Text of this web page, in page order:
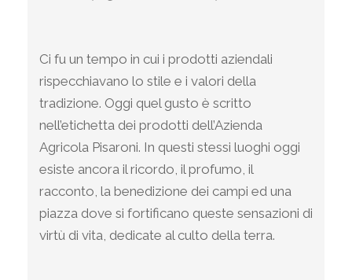
Ci fu un tempo in cui i prodotti aziendali
rispecchiavano lo stile e i valori della
tradizione. Oggi quel gusto è scritto
nell’etichetta dei prodotti dell’Azienda
Agricola Pisaroni. In questi stessi luoghi oggi
esiste ancora il ricordo, il profumo, il
racconto, la benedizione dei campi ed una
piazza dove si fortificano queste sensazioni di
virtù di vita, dedicate al culto della terra.